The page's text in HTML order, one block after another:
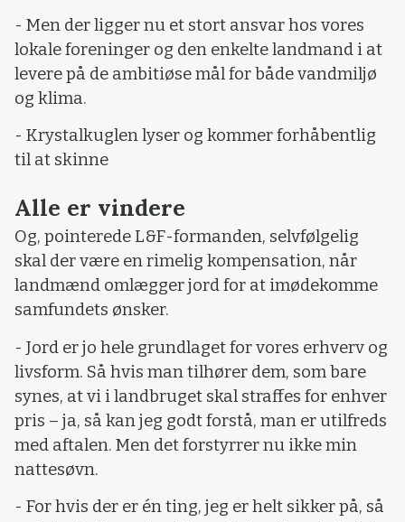
- Men der ligger nu et stort ansvar hos vores
lokale foreninger og den enkelte landmand i at
levere på de ambitiøse mål for både vandmiljø
og klima.
- Krystalkuglen lyser og kommer forhåbentlig
til at skinne
Alle er vindere
Og, pointerede L&F-formanden, selvfølgelig
skal der være en rimelig kompensation, når
landmænd omlægger jord for at imødekomme
samfundets ønsker.
- Jord er jo hele grundlaget for vores erhverv og
livsform. Så hvis man tilhører dem, som bare
synes, at vi i landbruget skal straffes for enhver
pris – ja, så kan jeg godt forstå, man er utilfreds
med aftalen. Men det forstyrrer nu ikke min
nattesøvn.
- For hvis der er én ting, jeg er helt sikker på, så